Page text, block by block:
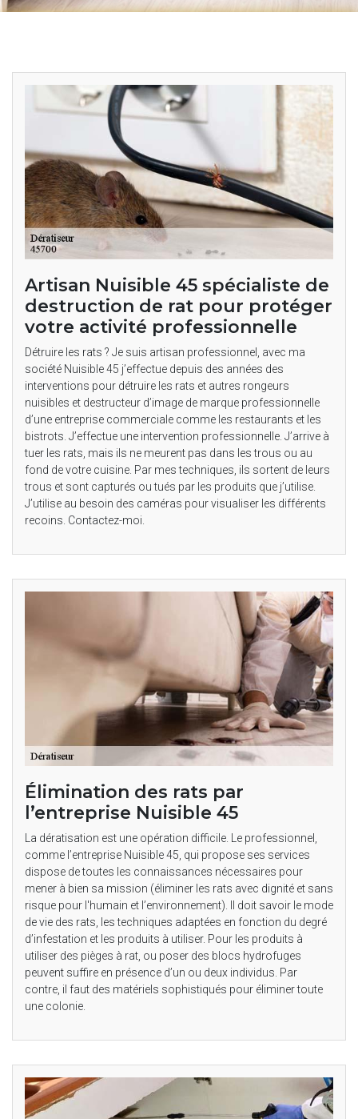
Artisan Nuisible 45 spécialiste de
destruction de rat pour protéger
votre activité professionnelle
Détruire les rats ? Je suis artisan professionnel, avec ma
société Nuisible 45 j’effectue depuis des années des
interventions pour détruire les rats et autres rongeurs
nuisibles et destructeur d’image de marque professionnelle
d’une entreprise commerciale comme les restaurants et les
bistrots. J’effectue une intervention professionnelle. J’arrive à
tuer les rats, mais ils ne meurent pas dans les trous ou au
fond de votre cuisine. Par mes techniques, ils sortent de leurs
trous et sont capturés ou tués par les produits que j’utilise.
J’utilise au besoin des caméras pour visualiser les différents
recoins. Contactez-moi.
Élimination des rats par
l’entreprise Nuisible 45
La dératisation est une opération difficile. Le professionnel,
comme l’entreprise Nuisible 45, qui propose ses services
dispose de toutes les connaissances nécessaires pour
mener à bien sa mission (éliminer les rats avec dignité et sans
risque pour l'humain et l’environnement). Il doit savoir le mode
de vie des rats, les techniques adaptées en fonction du degré
d’infestation et les produits à utiliser. Pour les produits à
utiliser des pièges à rat, ou poser des blocs hydrofuges
peuvent suffire en présence d’un ou deux individus. Par
contre, il faut des matériels sophistiqués pour éliminer toute
une colonie.